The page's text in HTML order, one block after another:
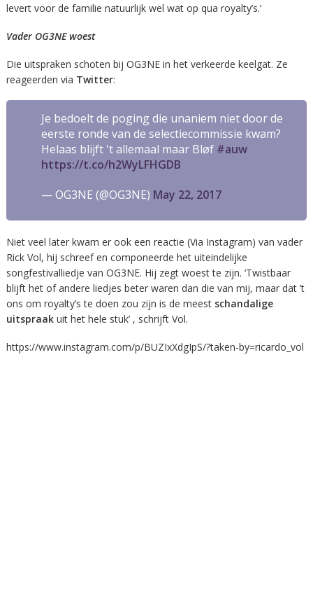
levert voor de familie natuurlijk wel wat op qua royalty’s.’
Vader OG3NE woest
Die uitspraken schoten bij OG3NE in het verkeerde keelgat. Ze
reageerden via Twitter:
Je bedoelt de poging die unaniem niet door de
eerste ronde van de selectiecommissie kwam?
Helaas blijft 't allemaal maar Bløf #auw
https://t.co/h2WyLFHGDB
— OG3NE (@OG3NE) May 22, 2017
Niet veel later kwam er ook een reactie (Via Instagram) van vader
Rick Vol, hij schreef en componeerde het uiteindelijke
songfestivalliedje van OG3NE. Hij zegt woest te zijn. ‘Twistbaar
blijft het of andere liedjes beter waren dan die van mij, maar dat ’t
ons om royalty’s te doen zou zijn is de meest schandalige
uitspraakuit het hele stuk’ , schrijft Vol.
https://www.instagram.com/p/BUZIxXdgIpS/?taken-by=ricardo_vol